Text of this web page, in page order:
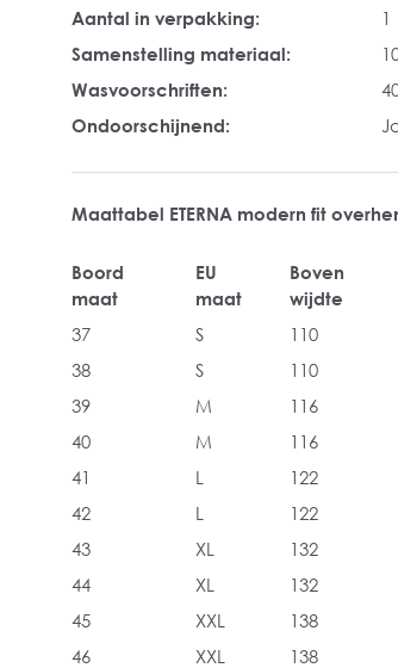
Aantal in verpakking:
1
Samenstelling materiaal:
Wasvoorschriften:
Ondoorschijnend:
Maattabel ETERNA modern fit
Boord
maat
EU
maat
Boven
wijdte
37
S 110
38
S 110
39
M 116
40
M 116
41
L 122
42
L 122
43
XL 132
44
XL 132
45
XXL 138
46
XXL 138